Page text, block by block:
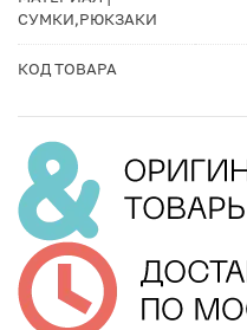
СУМКИ,РЮКЗАКИ
КОД ТОВАРА